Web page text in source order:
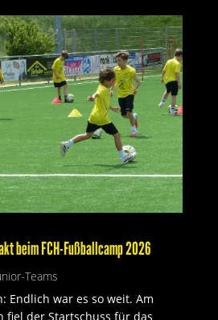
beim FCH-Fußballcamp 2026
Teams
Endlich war es so weit. Am
fiel der Startschuss für das